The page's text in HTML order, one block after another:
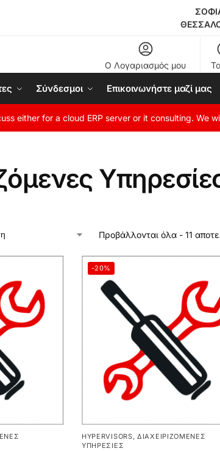
Ο Λογαριασμός μου
Σύνδεσμοι Επικοινωνήστε μαζί μας
either for a cloud ERP server or it consulting. We
Προβάλλονται όλα - 11
-20%
HYPERVISORS,ΔΙΑΧΕΙΡΙΖΌΜΕΝΕΣ
ΥΠΗΡΕΣΊΕΣ